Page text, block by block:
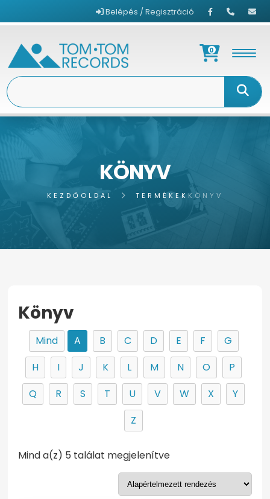
Belépés / Regisztráció
0
KÖNYV
KEZDŐOLDAL TERMÉKEK KÖNYV
Könyv
Mind A B C D E F
G
H
I J K L M N O
P
Q
R S T U V W X
Y
Z
Mind a(z) 5 találat megjelenítve